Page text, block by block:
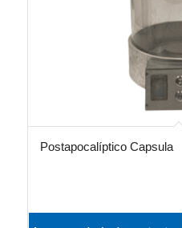
Postapocalíptico Capsula